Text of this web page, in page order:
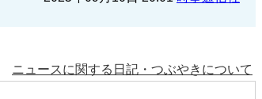
ニュースに関する日記・つぶやきについて